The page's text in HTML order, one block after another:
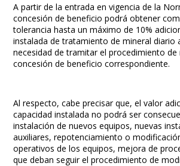
A partir de la entrada en vigencia de la
concesión de beneficio podrá obtener
tolerancia hasta un máximo de 10%
instalada de tratamiento de mineral diario
necesidad de tramitar el procedimiento
concesión de beneficio correspondiente.
Al respecto, cabe precisar que, el valor
capacidad instalada no podrá ser
instalación de nuevos equipos, nuevas
auxiliares, repotenciamiento o
operativos de los equipos, mejora de
que deban seguir el procedimiento de